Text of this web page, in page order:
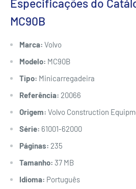
Especificações do
MC90B
Marca: Volvo
Modelo: MC90B
Tipo: Minicarregadeira
Referência: 20066
Origem: Volvo Construction
Série: 61001-62000
Páginas: 235
Tamanho: 37 MB
Idioma: Português